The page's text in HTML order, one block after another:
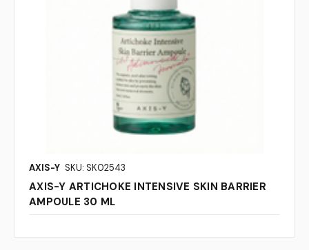
AXIS-Y SKU: SK02543
AXIS-Y ARTICHOKE INTENSIVE SKIN BARRIER
AMPOULE 30 ML